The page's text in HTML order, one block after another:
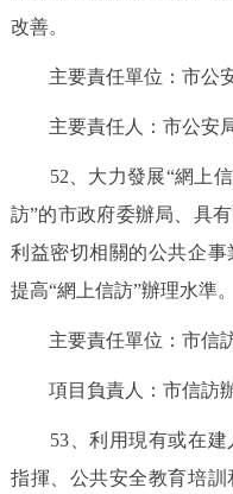
改善。
主要責任單位：市公
主要責任人：市公安局
52、大力發展“網上信
訪”的市政府委辦局、具
利益密切相關的公共企
提高“網上信訪”辦理水準。
主要責任單位：市信
項目負責人：市信訪
53、利用現有或在建
指揮、公共安全教育培